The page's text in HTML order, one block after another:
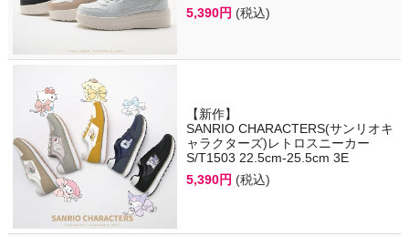
5,390円 (税込)
【新作】
SANRIO CHARACTERS(サンリオキ
ャラクターズ)レトロスニーカー
S/T1503 22.5cm-25.5cm 3E
5,390円 (税込)